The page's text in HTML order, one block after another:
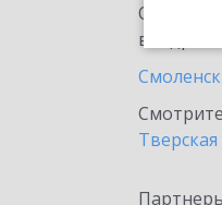
Смоленск